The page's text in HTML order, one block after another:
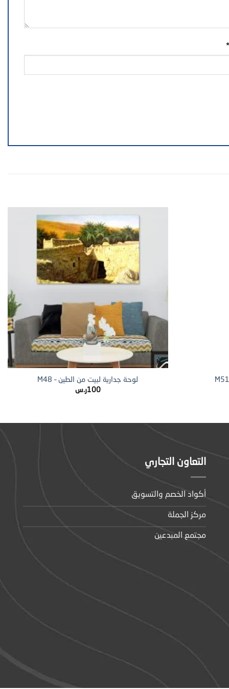
*
لوحة جدارية لبيت من الطين – M48
100ر.س
التعاون التجاري
أكواد الخصم والتسويق
مركز الجملة
مجتمع المبدعين